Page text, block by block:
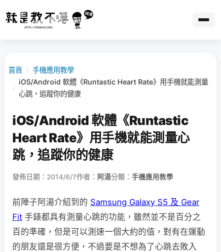
首頁 › 手機應用教學
›
iOS/Android 軟體《Runtastic Heart Rate》用手機就能測量
心跳，追蹤你的健康
iOS/Android 軟體《Runtastic
Heart Rate》用手機就能測量心
跳，追蹤你的健康
發佈日期：2014/6/7作者： 阿湯分類： 手機應用教學
前陣子阿湯介紹到的 Samsung Galaxy S5 及 Gear
Fit 手錶都具有測量心跳的功能，雖然並不是百分之
百的準確，但是可以測速一個大約的值，對有在運動
的朋友還是很方便，不過要是不想為了心跳去敗入